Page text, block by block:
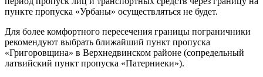
пункте пропуска «Урбаны» осуществляться не будет.
Для более комфортного пересечения границы пограничники
рекомендуют выбрать ближайший пункт пропуска
«Григоровщина» в Верхнедвинском районе (сопредельный
латвийский пункт пропуска «Патерниеки»).